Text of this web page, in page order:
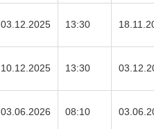
03.12.2025 13:30
10.12.2025 13:30
03.06.2026 08:10